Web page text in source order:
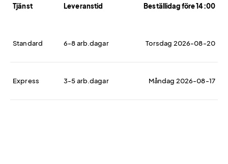
Tjänst Leveranstid Beställidag före 14:00
Standard 6-8 arb.dagar Torsdag 2026-08-20
Express 3-5 arb.dagar Måndag 2026-08-17